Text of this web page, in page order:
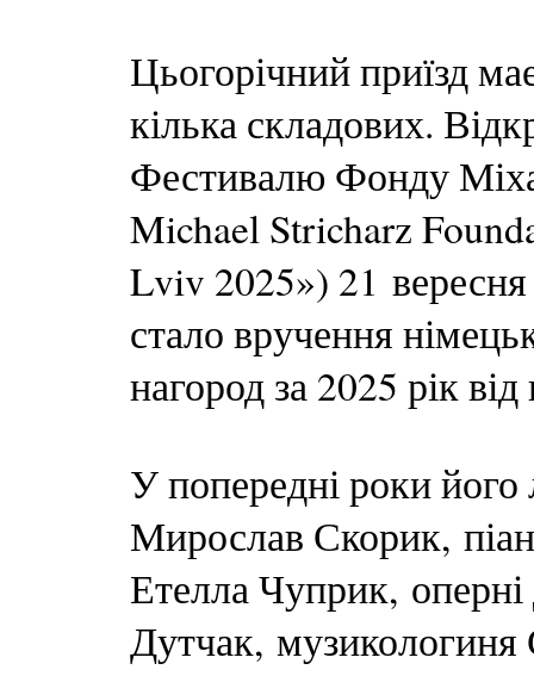
Цьогорічний приїзд
кілька складових.
Фестивалю Фонду
Michael Stricharz
Lviv 2025») 21 вересня
стало вручення
нагород за 2025 рік
У попередні роки
Мирослав Скорик,
Етелла Чуприк,
Дутчак,